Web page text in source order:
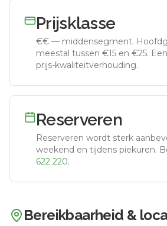
Prijsklasse
€€ — middensegment.
meestal tussen €15 en €25.
prijs-kwaliteitverhouding.
Reserveren
Reserveren wordt sterk
weekend en tijdens piekuren.
622 220.
Bereikbaarheid &